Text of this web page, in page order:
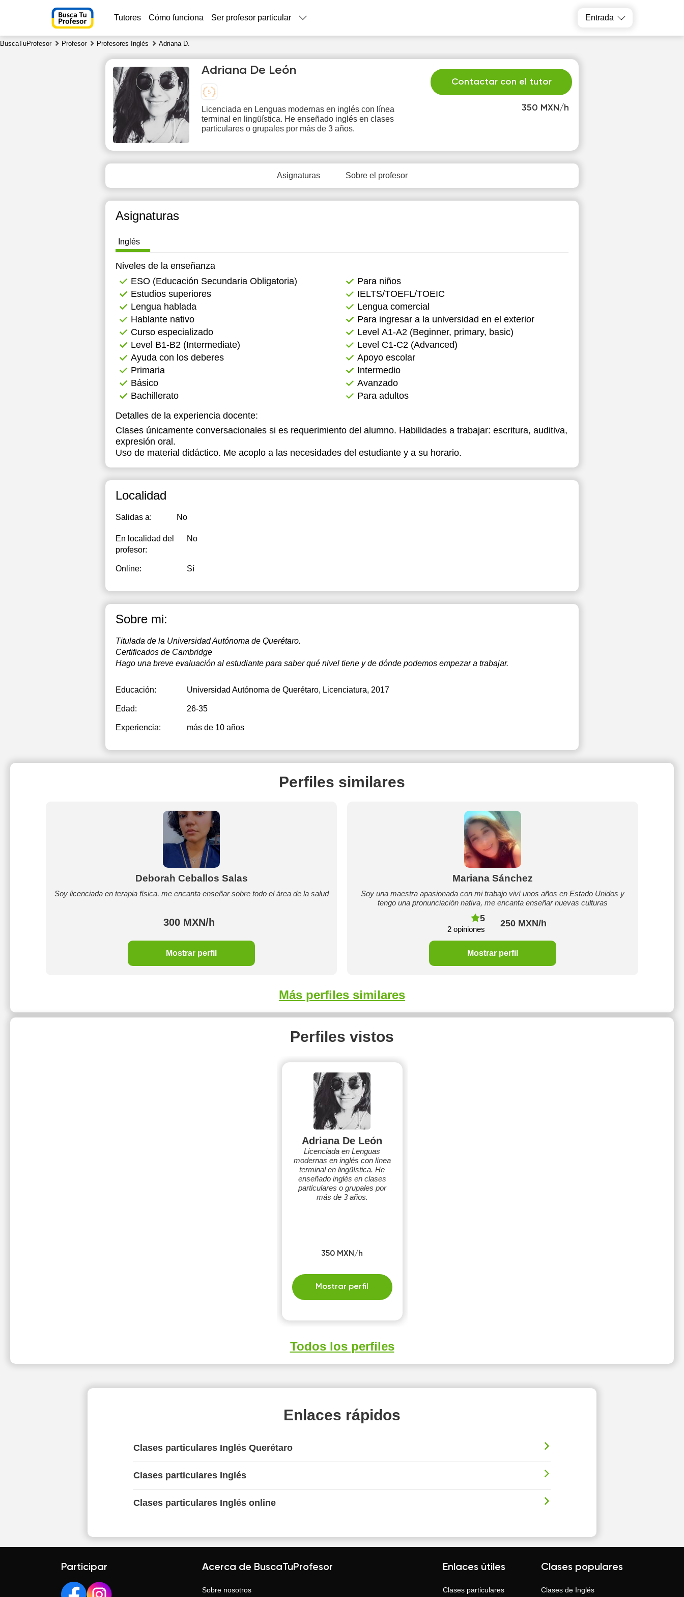
Tutores Cómo funciona Ser profesor particular Entrada
BuscaTuProfesor Profesor Profesores Inglés Adriana D.
350 MXN/h
Contactar con el tutor
Adriana De León
Licenciada en Lenguas modernas en inglés con línea
terminal en lingüística. He enseñado inglés en clases
particulares o grupales por más de 3 años.
Asignaturas Sobre el profesor
Asignaturas
Inglés
Niveles de la enseñanza
ESO (Educación Secundaria Obligatoria)
Para niños
Estudios superiores
IELTS/TOEFL/TOEIC
Lengua hablada
Lengua comercial
Hablante nativo
Para ingresar a la universidad en el exterior
Curso especializado
Level А1-А2 (Beginner, primary, basic)
Level B1-B2 (Intermediate)
Level C1-C2 (Advanced)
Ayuda con los deberes
Apoyo escolar
Primaria
Intermedio
Básico
Avanzado
Bachillerato
Para adultos
Detalles de la experiencia docente:
Clases únicamente conversacionales si es requerimiento del alumno. Habilidades a trabajar: escritura, auditiva,
expresión oral.
Uso de material didáctico. Me acoplo a las necesidades del estudiante y a su horario.
Localidad
Salidas a: No
En localidad del
profesor:
No
Online: Sí
Sobre mi:
Titulada de la Universidad Autónoma de Querétaro.
Certificados de Cambridge
Hago una breve evaluación al estudiante para saber qué nivel tiene y de dónde podemos empezar a trabajar.
Educación: Universidad Autónoma de Querétaro, Licenciatura, 2017
Edad: 26-35
Experiencia: más de 10 años
Perfiles similares
Deborah Ceballos Salas
Soy licenciada en terapia física, me encanta enseñar sobre todo el área de la salud
300 MXN/h
Mostrar perfil
Mariana Sánchez
Soy una maestra apasionada con mi trabajo viví unos años en Estado Unidos y
tengo una pronunciación nativa, me encanta enseñar nuevas culturas
5
2 opiniones
250 MXN/h
Mostrar perfil
Más perfiles similares
Perfiles vistos
Adriana De León
Licenciada en Lenguas
modernas en inglés con línea
terminal en lingüística. He
enseñado inglés en clases
particulares o grupales por
más de 3 años.
350 MXN/h
Mostrar perfil
Todos los perfiles
Enlaces rápidos
Clases particulares Inglés Querétaro
Clases particulares Inglés
Clases particulares Inglés online
Th
6
Fr
Sa
Su
10:30 10:30
Participar Acerca de BuscaTuProfesor
Sobre nosotros
Enlaces útiles
Clases particulares
Clases populares
Clases de Inglés